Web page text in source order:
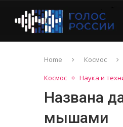
Home Космос
Космос
Наука и
Названа
мышами